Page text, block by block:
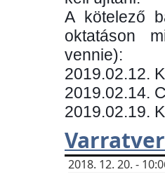
​A kötelező
oktatáson
vennie):
​2019.02.12.
2019.02.14.
2019.02.19.
2018. 12. 20. -